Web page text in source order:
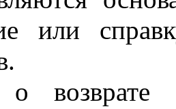
или
о